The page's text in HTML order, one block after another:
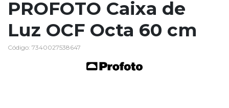
PROFOTO Caixa de
Luz OCF Octa 60 cm
Código: 7340027538647